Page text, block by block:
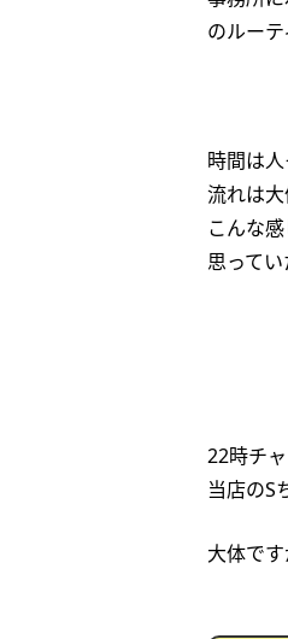
のルー
時間は
流れは大
こんな
思って
22時チ
当店のS
大体で